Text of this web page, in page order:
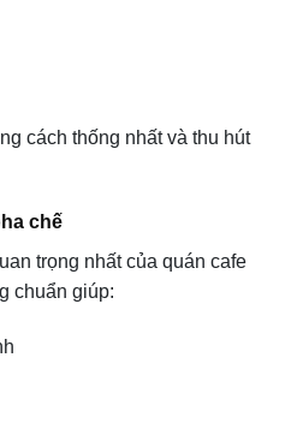
cách thống nhất và thu hút
chế
trọng nhất của quán cafe
chuẩn giúp: